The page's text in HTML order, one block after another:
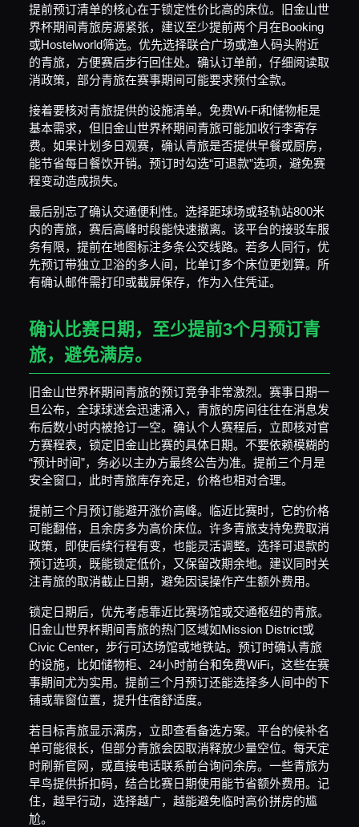
提前预订清单的核心在于锁定性价比高的床位。旧金山世
界杯期间青旅房源紧张，建议至少提前两个月在Booking
或Hostelworld筛选。优先选择联合广场或渔人码头附近
的青旅，方便赛后步行回住处。确认订单前，仔细阅读取
消政策，部分青旅在赛事期间可能要求预付全款。
接着要核对青旅提供的设施清单。免费Wi-Fi和储物柜是
基本需求，但旧金山世界杯期间青旅可能加收行李寄存
费。如果计划多日观赛，确认青旅是否提供早餐或厨房，
能节省每日餐饮开销。预订时勾选“可退款”选项，避免赛
程变动造成损失。
最后别忘了确认交通便利性。选择距球场或轻轨站800米
内的青旅，赛后高峰时段能快速撤离。该平台的接驳车服
务有限，提前在地图标注多条公交线路。若多人同行，优
先预订带独立卫浴的多人间，比单订多个床位更划算。所
有确认邮件需打印或截屏保存，作为入住凭证。
确认比赛日期，至少提前3个月预订青
旅，避免满房。
旧金山世界杯期间青旅的预订竞争非常激烈。赛事日期一
旦公布，全球球迷会迅速涌入，青旅的房间往往在消息发
布后数小时内被抢订一空。确认个人赛程后，立即核对官
方赛程表，锁定旧金山比赛的具体日期。不要依赖模糊的
“预计时间”，务必以主办方最终公告为准。提前三个月是
安全窗口，此时青旅库存充足，价格也相对合理。
提前三个月预订能避开涨价高峰。临近比赛时，它的价格
可能翻倍，且余房多为高价床位。许多青旅支持免费取消
政策，即使后续行程有变，也能灵活调整。选择可退款的
预订选项，既能锁定低价，又保留改期余地。建议同时关
注青旅的取消截止日期，避免因误操作产生额外费用。
锁定日期后，优先考虑靠近比赛场馆或交通枢纽的青旅。
旧金山世界杯期间青旅的热门区域如Mission District或
Civic Center，步行可达场馆或地铁站。预订时确认青旅
的设施，比如储物柜、24小时前台和免费WiFi，这些在赛
事期间尤为实用。提前三个月预订还能选择多人间中的下
铺或靠窗位置，提升住宿舒适度。
若目标青旅显示满房，立即查看备选方案。平台的候补名
单可能很长，但部分青旅会因取消释放少量空位。每天定
时刷新官网，或直接电话联系前台询问余房。一些青旅为
早鸟提供折扣码，结合比赛日期使用能节省额外费用。记
住，越早行动，选择越广，越能避免临时高价拼房的尴
尬。